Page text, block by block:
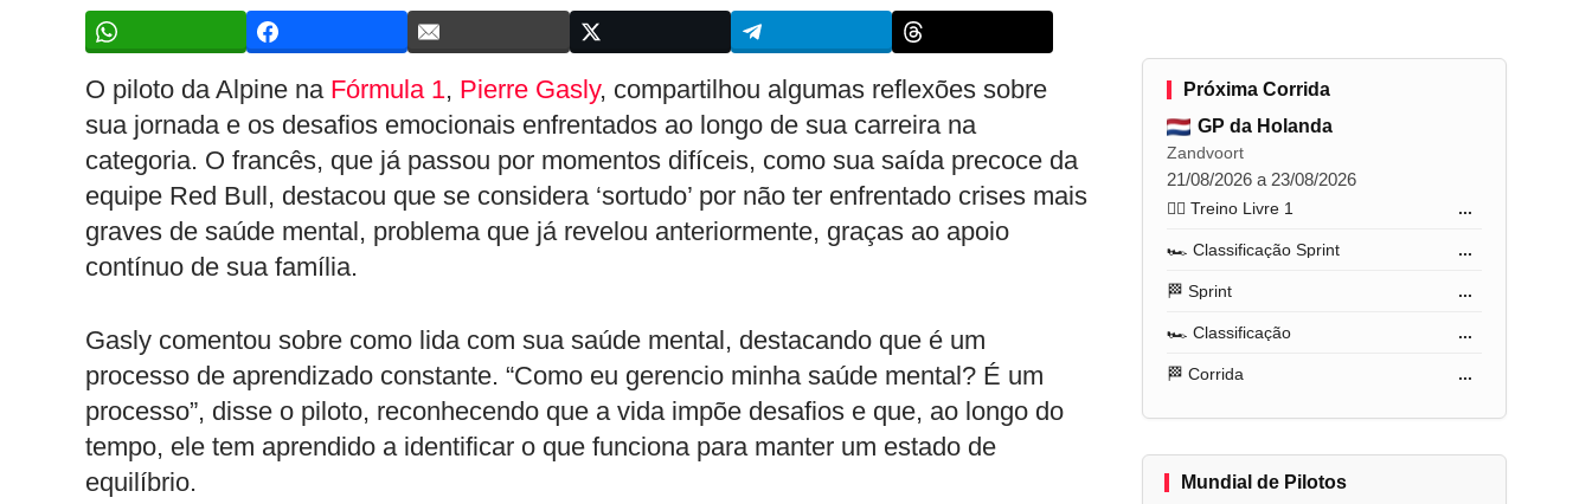
O piloto da Alpine na Fórmula 1, Pierre Gasly, compartilhou algumas reflexões sobre
sua jornada e os desafios emocionais enfrentados ao longo de sua carreira na
categoria. O francês, que já passou por momentos difíceis, como sua saída precoce da
equipe Red Bull, destacou que se considera ‘sortudo’ por não ter enfrentado crises mais
graves de saúde mental, problema que já revelou anteriormente, graças ao apoio
contínuo de sua família.
Gasly comentou sobre como lida com sua saúde mental, destacando que é um
processo de aprendizado constante. “Como eu gerencio minha saúde mental? É um
processo”, disse o piloto, reconhecendo que a vida impõe desafios e que, ao longo do
tempo, ele tem aprendido a identificar o que funciona para manter um estado de
equilíbrio.
Próxima Corrida
GP da Holanda
Zandvoort
21/08/2026 a 23/08/2026
🏋️‍♂️ Treino Livre 1 ...
🏎️ Classificação Sprint ...
🏁 Sprint ...
🏎️ Classificação ...
🏁 Corrida ...
Mundial de Pilotos